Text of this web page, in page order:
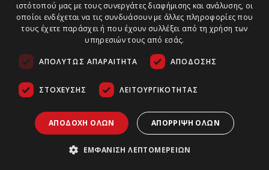
ιστότοπού μας με τους συνεργάτες διαφήμισης και ανάλυσης, οι
οποίοι ενδέχεται να τις συνδυάσουν με άλλες πληροφορίες που
τους έχετε παράσχει ή που έχουν συλλέξει από τη χρήση των
υπηρεσιών τους από εσάς.
ΑΠΟΛΎΤΩΣ ΑΠΑΡΑΊΤΗΤΑ ΑΠΌΔΟΣΗΣ
ΣΤΌΧΕΥΣΗΣ ΛΕΙΤΟΥΡΓΙΚΌΤΗΤΑΣ
ΑΠΟΔΟΧΉ ΌΛΩΝ ΑΠΌΡΡΙΨΗ ΌΛΩΝ
ΕΜΦΆΝΙΣΗ ΛΕΠΤΟΜΕΡΕΙΏΝ